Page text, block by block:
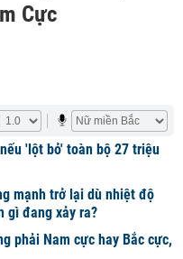
Cực
'lột bỏ' toàn bộ 27 triệu
mạnh trở lại dù nhiệt độ
gì đang xảy ra?
phải Nam cực hay Bắc cực,